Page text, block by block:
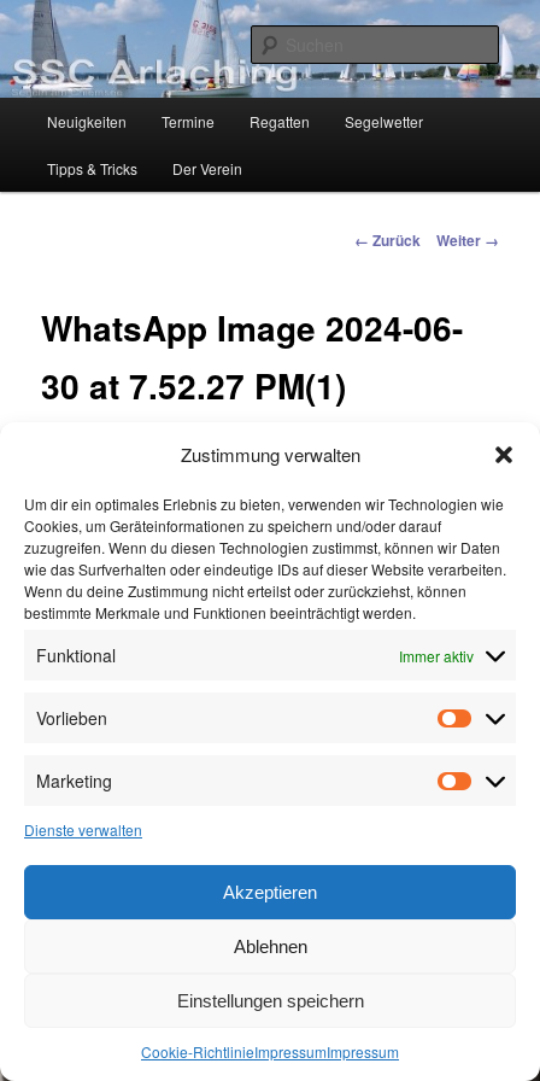
Zustimmung verwalten
Um dir ein optimales Erlebnis zu bieten, verwenden wir Technologien wie
Cookies, um Geräteinformationen zu speichern und/oder darauf
zuzugreifen. Wenn du diesen Technologien zustimmst, können wir Daten
wie das Surfverhalten oder eindeutige IDs auf dieser Website verarbeiten.
Wenn du deine Zustimmung nicht erteilst oder zurückziehst, können
bestimmte Merkmale und Funktionen beeinträchtigt werden.
Funktional Immer aktiv
Vorlieben
Marketing
Dienste verwalten
Akzeptieren
Ablehnen
Einstellungen speichern
Cookie-RichtlinieImpressumImpressum
Zum
Inhalt
wechseln
SSC-Arlaching
Segelclub am Chiemsee
Neuigkeiten Termine Regatten Segelwetter
Tipps & Tricks Der Verein
Bilder-
← Zurück Weiter →
WhatsApp Image 2024-06-
30 at 7.52.27 PM(1)
Stolz präsentiert von WordPress